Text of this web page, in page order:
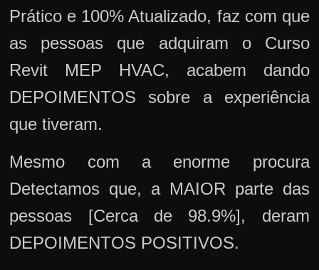
Prático e 100% Atualizado, faz com que
as pessoas que adquiram o Curso
Revit MEP HVAC, acabem dando
DEPOIMENTOS sobre a experiência
que tiveram.
Mesmo com a enorme procura
Detectamos que, a MAIOR parte das
pessoas [Cerca de 98.9%], deram
DEPOIMENTOS POSITIVOS.